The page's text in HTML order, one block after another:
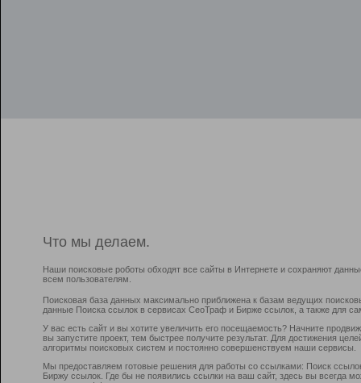
Что мы делаем.
Наши поисковые роботы обходят все сайты в Интернете и сохраняют
всем пользователям.
Поисковая база данных максимально приближена к базам ведущих
данные Поиска ссылок в сервисах СеоТраф и Бирже ссылок, а также для
У вас есть сайт и вы хотите увеличить его посещаемость? Начните
вы запустите проект, тем быстрее получите результат. Для достижения
алгоритмы поисковых систем и постоянно совершенствуем наши сервисы.
Мы предоставляем готовые решения для работы со ссылками: Поиск
Биржу ссылок. Где бы не появились ссылки на ваш сайт, здесь вы всегда